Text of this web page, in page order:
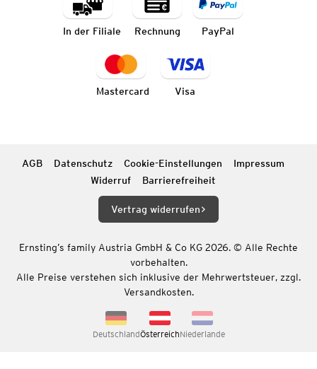
In der Filiale Rechnung PayPal
Mastercard Visa
AGB Datenschutz Cookie-Einstellungen
Impressum
Widerruf
Barrierefreiheit
Vertrag widerrufen
Ernsting’s family Austria GmbH & Co KG 2026. © Alle Rechte
vorbehalten.
Alle Preise verstehen sich inklusive der Mehrwertsteuer, zzgl.
Versandkosten.
DeutschlandÖsterreichNiederlande